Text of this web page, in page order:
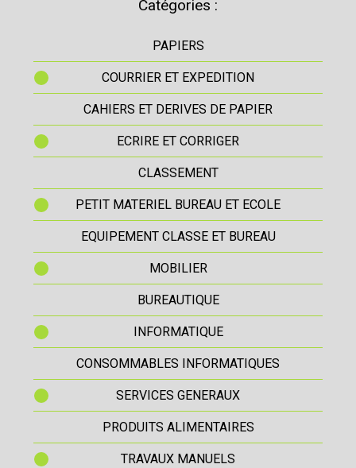
Catégories :
PAPIERS
COURRIER ET EXPEDITION
CAHIERS ET DERIVES DE PAPIER
ECRIRE ET CORRIGER
CLASSEMENT
PETIT MATERIEL BUREAU ET ECOLE
EQUIPEMENT CLASSE ET BUREAU
MOBILIER
BUREAUTIQUE
INFORMATIQUE
CONSOMMABLES INFORMATIQUES
SERVICES GENERAUX
PRODUITS ALIMENTAIRES
TRAVAUX MANUELS